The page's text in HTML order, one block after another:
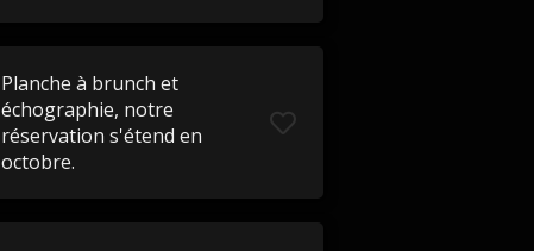
Planche à brunch et
échographie, notre
réservation s'étend en
octobre.